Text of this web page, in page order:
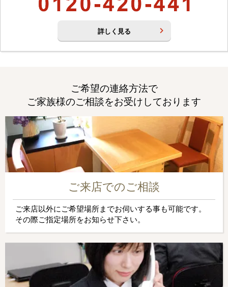
詳しく見る
ご希望の連絡方法で
ご家族様のご相談をお受けしております
ご来店でのご相談
ご来店以外にご希望場所までお伺いする事も可能です。
その際ご指定場所をお知らせ下さい。